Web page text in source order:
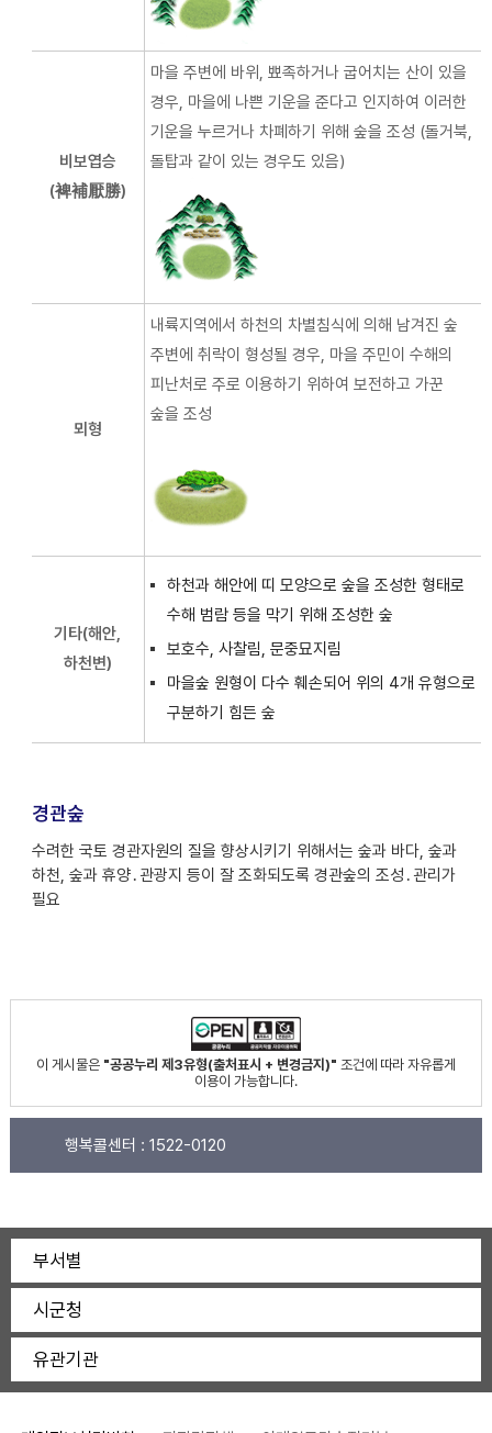
비보엽승
(裨補厭勝)
마을 주변에 바위, 뾰족하거나 굽어치는 산이 있을
경우, 마을에 나쁜 기운을 준다고 인지하여 이러한
기운을 누르거나 차폐하기 위해 숲을 조성 (돌거북,
돌탑과 같이 있는 경우도 있음)
뫼형
내륙지역에서 하천의 차별침식에 의해 남겨진 숲
주변에 취락이 형성될 경우, 마을 주민이 수해의
피난처로 주로 이용하기 위하여 보전하고 가꾼
숲을 조성
기타(해안,
하천변)
하천과 해안에 띠 모양으로 숲을 조성한 형태로
수해 범람 등을 막기 위해 조성한 숲
보호수, 사찰림, 문중묘지림
마을숲 원형이 다수 훼손되어 위의 4개 유형으로
구분하기 힘든 숲
경관숲
수려한 국토 경관자원의 질을 향상시키기 위해서는 숲과 바다, 숲과
하천, 숲과 휴양․관광지 등이 잘 조화되도록 경관숲의 조성․관리가
필요
이 게시물은 "공공누리 제3유형(출처표시 + 변경금지)" 조건에 따라 자유롭게
이용이 가능합니다.
행복콜센터 : 1522-0120
부서별
시군청
유관기관